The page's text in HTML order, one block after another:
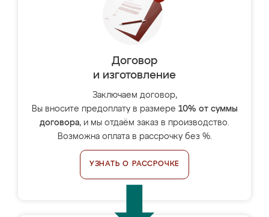
Договор
и изготовление
Заключаем договор,
Вы вносите предоплату в размере 10% от суммы
договора, и мы отдаём заказ в производство.
Возможна оплата в рассрочку без %.
УЗНАТЬ О РАССРОЧКЕ